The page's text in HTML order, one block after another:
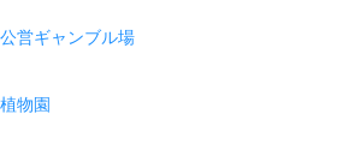
営ギャンブル場
物園